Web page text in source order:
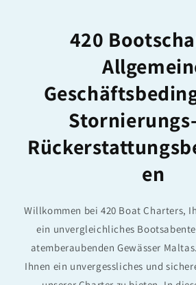
420
en
Willkommen bei 420 Boat Charters,
ein unvergleichliches
atemberaubenden Gewässer
Ihnen ein unvergessliches und